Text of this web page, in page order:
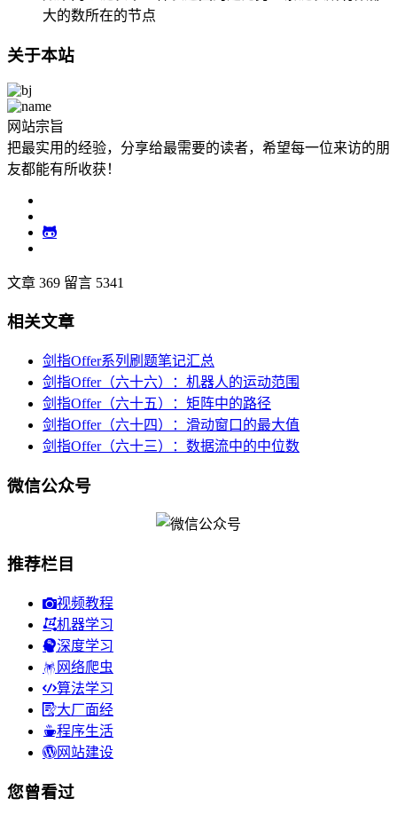
大的数所在的节点
关于本站
网站宗旨
把最实用的经验，分享给最需要的读者，希望每一位来访的朋
友都能有所收获！
文章 369 留言 5341
相关文章
剑指Offer系列刷题笔记汇总
剑指Offer（六十六）：机器人的运动范围
剑指Offer（六十五）：矩阵中的路径
剑指Offer（六十四）：滑动窗口的最大值
剑指Offer（六十三）：数据流中的中位数
微信公众号
推荐栏目
视频教程
机器学习
深度学习
网络爬虫
算法学习
大厂面经
程序生活
网站建设
您曾看过